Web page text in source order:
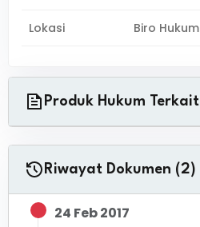
Lokasi Biro Hukum
Produk Hukum Terkait
Riwayat Dokumen (2)
24 Feb 2017